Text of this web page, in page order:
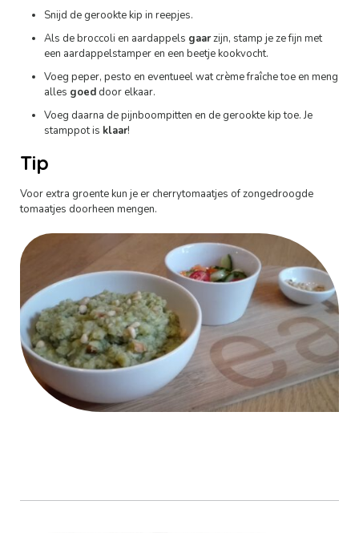
Snijd de gerookte kip in reepjes.
Als de broccoli en aardappels gaarzijn, stamp je ze fijn met
een aardappelstamper en een beetje kookvocht.
Voeg peper, pesto en eventueel wat crème fraîche toe en meng
alles goed door elkaar.
Voeg daarna de pijnboompitten en de gerookte kip toe. Je
stamppot is klaar!
Tip
Voor extra groente kun je er cherrytomaatjes of zongedroogde
tomaatjes doorheen mengen.